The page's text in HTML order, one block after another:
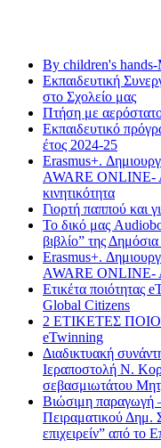
By children's hands-
Εκπαιδευτική
στο Σχολείο μας
Πτήση με
Εκπαιδευτικό
έτος 2024-25
Erasmus+.
AWARE ONLINE-
κινητικότητα
Γιορτή παππού και
Το δικό μας
βιβλίο” της
Erasmus+.
AWARE ONLINE-
Ετικέτα ποιότητας
Global Citizens
2 ΕΤΙΚΕΤΕΣ
eTwinning
Διαδικτυακή
Ιεραποστολή Ν.
σεβασμιωτάτου
Βιώσιμη παραγωγή
Πειραματικού
επιχειρείν” από το